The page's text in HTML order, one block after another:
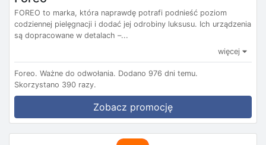
FOREO to marka, która naprawdę potrafi podnieść poziom
codziennej pielęgnacji i dodać jej odrobiny luksusu. Ich urządzenia
są dopracowane w detalach –...
więcej
Foreo. Ważne do odwołania. Dodano 976 dni temu.
Skorzystano 390 razy.
Zobacz promocję